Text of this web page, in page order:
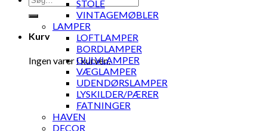
efter:
Kurv
Ingen varer i kurven.
STOLE
VINTAGEMØBLER
LAMPER
LOFTLAMPER
BORDLAMPER
GULVLAMPER
VÆGLAMPER
UDENDØRSLAMPER
LYSKILDER/PÆRER
FATNINGER
HAVEN
DECOR